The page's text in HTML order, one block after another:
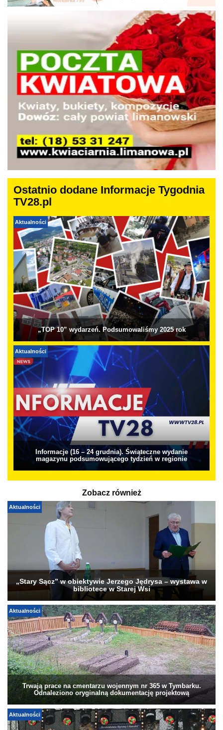
Ostatnio dodane Informacje Tygodnia
TV28.pl
Aktualności
„TOP 10” wydarzeń. Podsumowaliśmy 2025 rok
Aktualności
Informacje (16 – 24 grudnia). Świąteczne wydanie
magazynu podsumowującego tydzień w regionie
Zobacz również
Aktualności
„Stary Sącz” w obiektywie Jerzego Jędrysa – wystawa w
bibliotece w Starej Wsi
Aktualności
Trwają prace na cmentarzu wojennym nr 365 w Tymbarku.
Odnaleziono oryginalną dokumentację projektową
Aktualności